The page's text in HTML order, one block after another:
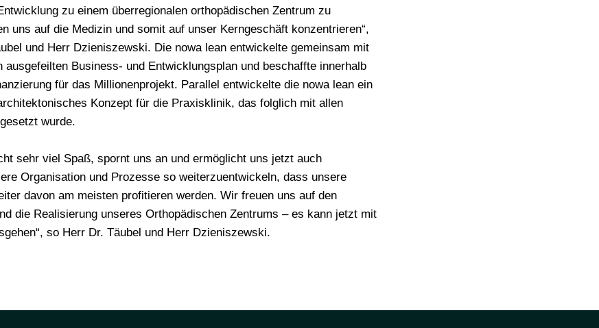
zu einem überregionalen orthopädischen Zentrum zu
uns auf die Medizin und somit auf unser Kerngeschäft konzentrieren“,
und Herr Dzieniszewski. Die nowa lean entwickelte gemeinsam mit
ausgefeilten Business- und Entwicklungsplan und beschaffte innerhalb
für das Millionenprojekt. Parallel entwickelte die nowa lean ein
Konzept für die Praxisklinik, das folglich mit allen
wurde.
sehr viel Spaß, spornt uns an und ermöglicht uns jetzt auch
Organisation und Prozesse so weiterzuentwickeln, dass unsere
davon am meisten profitieren werden. Wir freuen uns auf den
die Realisierung unseres Orthopädischen Zentrums – es kann jetzt mit
so Herr Dr. Täubel und Herr Dzieniszewski.